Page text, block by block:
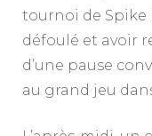
tournoi de Spike
défoulé et avoir
d’une pause
au grand jeu